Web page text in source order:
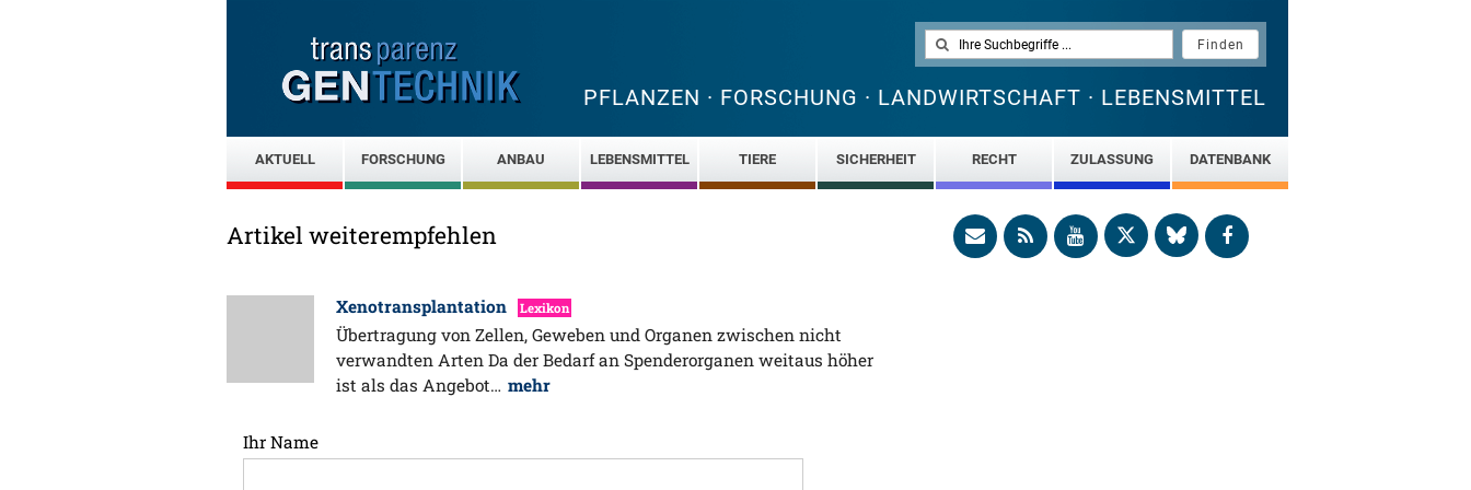
PFLANZEN · FORSCHUNG · LANDWIRTSCHAFT · LEBENSMITTEL
AKTUELL FORSCHUNG ANBAU LEBENSMITTEL TIERE SICHERHEIT RECHT ZULASSUNG DATENBANK
Artikel weiterempfehlen
Xenotransplantation Lexikon
Übertragung von Zellen, Geweben und Organen zwischen nicht
verwandten Arten Da der Bedarf an Spenderorganen weitaus höher
ist als das Angebot… mehr
Ihr Name